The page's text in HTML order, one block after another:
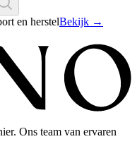
en herstelBekijk →
Ons team van ervaren